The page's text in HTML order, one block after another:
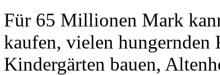
Für 65 Millionen Mark
kaufen, vielen hungernden
Kindergärten bauen,